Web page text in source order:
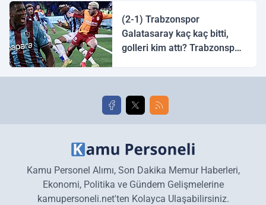
(2-1) Trabzonspor
Galatasaray kaç kaç bitti,
golleri kim attı? Trabzonspor
golleri!
Kamu Personel Alımı, Son Dakika Memur Haberleri,
Ekonomi, Politika ve Gündem Gelişmelerine
kamupersoneli.net'ten Kolayca Ulaşabilirsiniz.